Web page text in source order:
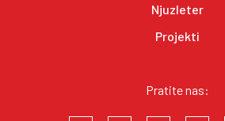
Njuzleter
Projekti
Pratite nas: